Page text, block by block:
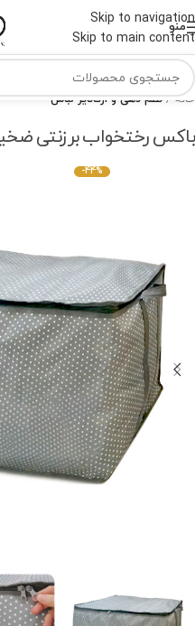
Skip to navigation
Skip to main content
منو
خانه نظم دهی و ارگانایز لباس
باکس رختخواب برزنتی
-44%